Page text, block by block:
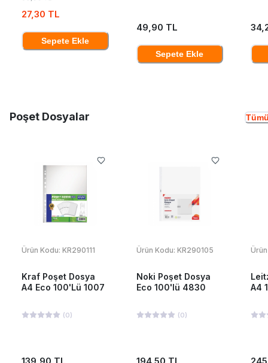
27,30 TL
Sepete Ekle
49,90 TL
Sepete Ekle
Poşet Dosyalar
Ürün Kodu: KR290111
Kraf Poşet Dosya
A4 Eco 100'Lü 1007
(0)
Ürün Kodu: KR290105
Noki Poşet Dosya
Eco 100'lü 4830
(0)
A4